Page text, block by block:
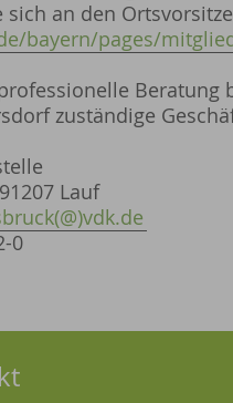
sich an den
bayern/pages/
Beratung
zuständige
Lauf
0